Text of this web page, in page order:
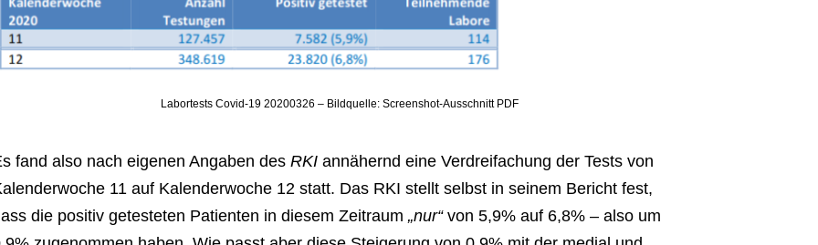
Labortests Covid-19 20200326 – Bildquelle: Screenshot-Ausschnitt PDF
fand also nach eigenen Angaben des RKIannähernd eine Verdreifachung der Tests von
11 auf Kalenderwoche 12 statt. Das RKI stellt selbst in seinem Bericht fest,
die positiv getesteten Patienten in diesem Zeitraum „nur“von 5,9% auf 6,8% – also um